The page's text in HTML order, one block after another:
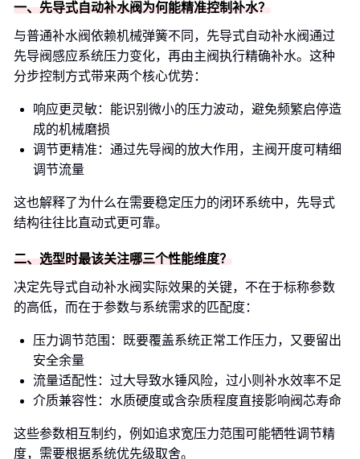
一、先导式自动补水阀为何能精准控制补水？
与普通补水阀依赖机械弹簧不同，先导式自动补水阀通过
先导阀感应系统压力变化，再由主阀执行精确补水。这种
分步控制方式带来两个核心优势：
响应更灵敏：能识别微小的压力波动，避免频繁启停造
成的机械磨损
调节更精准：通过先导阀的放大作用，主阀开度可精细
调节流量
这也解释了为什么在需要稳定压力的闭环系统中，先导式
结构往往比直动式更可靠。
二、选型时最该关注哪三个性能维度？
决定先导式自动补水阀实际效果的关键，不在于标称参数
的高低，而在于参数与系统需求的匹配度：
压力调节范围：既要覆盖系统正常工作压力，又要留出
安全余量
流量适配性：过大导致水锤风险，过小则补水效率不足
介质兼容性：水质硬度或含杂质程度直接影响阀芯寿命
这些参数相互制约，例如追求宽压力范围可能牺牲调节精
度，需要根据系统优先级取舍。